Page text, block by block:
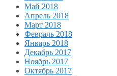
Май 2018
Апрель 2018
Март 2018
Февраль 2018
Январь 2018
Декабрь 2017
Ноябрь 2017
Октябрь 2017